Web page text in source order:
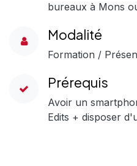
bureaux à Mons
Modalité
Formation /
Prérequis
Avoir un
Edits + disposer